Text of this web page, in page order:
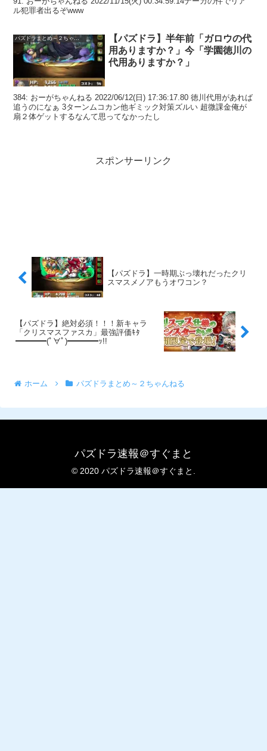
ル犯罪者出るぞwww
パズドラまとめ～２ちゃんねる
【パズドラ】半年前「ガロウの代
用ありますか？」今「学園徳川の
代用ありますか？」
384: おーがちゃんねる 2022/06/12(日) 17:36:17.80 徳川代用があれば
追うのになぁ 3ターンムコカン他ギミック対策ズルい 超微課金俺が
扇２体ゲットするなんて思ってなかったし
スポンサーリンク
【パズドラ】一時期ぶっ壊れだったクリ
スマスメノアもうオワコン？
【パズドラ】絶対必須！！！新キャラ
「クリスマスファスカ」最強評価ｷﾀ
━━━━(ﾟ∀ﾟ)━━━━ｯ!!
ホーム パズドラまとめ～２ちゃんねる
パズドラ速報＠すぐまと
© 2020 パズドラ速報＠すぐまと.